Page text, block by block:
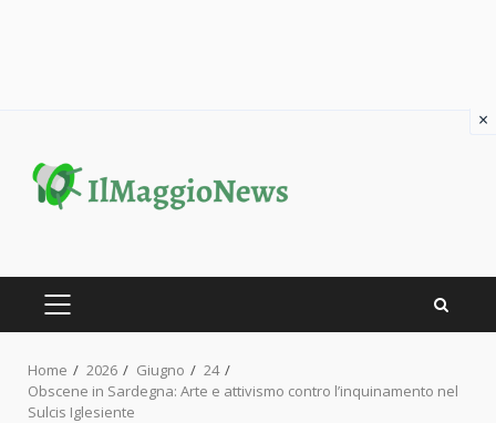
content
PRIMARY
Home 2026 Giugno
24
Obscene in Sardegna: Arte e attivismo contro l’inquinamento nel
Sulcis Iglesiente
×